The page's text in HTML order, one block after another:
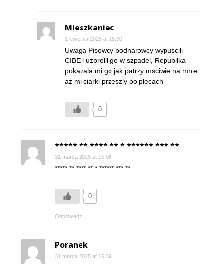
Mieszkaniec
1 kwietnia 2025 at 15:30
Uwaga Pisowcy bodnarowcy wypuscili
CIBE i uzbroili go w szpadel, Republika
pokazala mi go jak patrzy msciwie na mnie
az mi ciarki przeszly po plecach
0
***** ** **** ** * ****** *** **
31 marca 2025 at 15:06
***** ** **** ** * ****** *** **
0
Odpowiedz
Poranek
31 marca 2025 at 16:39